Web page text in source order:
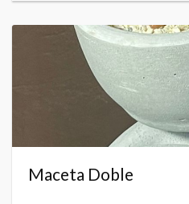
Maceta Doble